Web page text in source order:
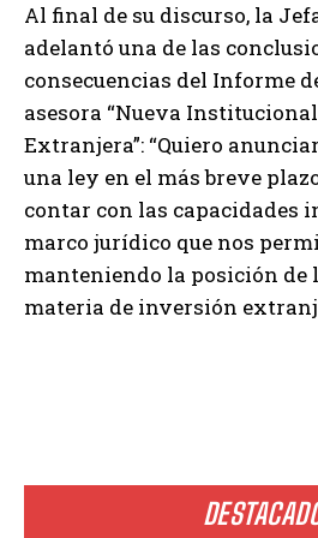
Al final de su discurso, la
adelantó una de las
consecuencias del Informe
asesora “Nueva
Extranjera”: “Quiero
una ley en el más breve
contar con las capacidades
marco jurídico que nos
manteniendo la posición de
materia de inversión